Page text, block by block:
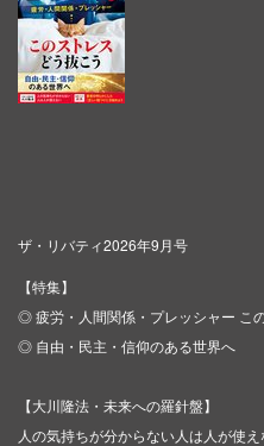
ザ・リバティ2026年9月号
【特集】
◎ 疲労・人間関係・プレッシャー こ
◎ 自由・民主・信仰のある世界へ
【大川隆法・未来への羅針盤】
人の気持ちが分からない人は人が使